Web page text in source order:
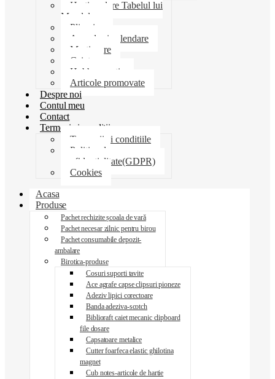
Harti scolare Tabelul lui
Mendeleev
Plicuri
Agende si calendare
Martisoare
Caiete
Hobby creatie
Articole promovate
Despre noi
Contul meu
Contact
Termeni si conditii
Termenii si conditiile
Politica de
confidentialitate(GDPR)
Cookies
Acasa
Produse
Pachet rechizite școala de vară
Pachet necesar zilnic pentru birou
Pachet consumabile depozit-
ambalare
Birotica-produse
Cosuri suporti tavite
Ace agrafe capse clipsuri pioneze
Adeziv lipici corectoare
Banda adeziva-scotch
Biblioraft caiet mecanic clipboard
file dosare
Capsatoare metalice
Cutter foarfeca elastic ghilotina
magnet
Cub notes-articole de hartie